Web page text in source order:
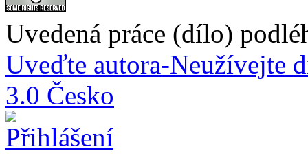
Uvedená práce (dílo)
Uveďte autora-Neužívejte
3.0 Česko